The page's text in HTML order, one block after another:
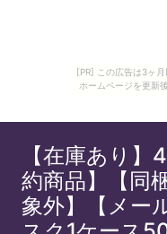
[PR] この広告は3ヶ月
ホームページを更新
【在庫あり
約商品】【同
象外】【メー